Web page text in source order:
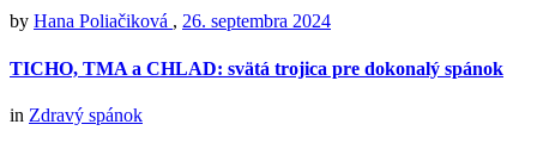
by Hana Poliačiková , 26. septembra 2024
TICHO, TMA a CHLAD: svätá trojica pre dokonalý spánok
in Zdravý spánok